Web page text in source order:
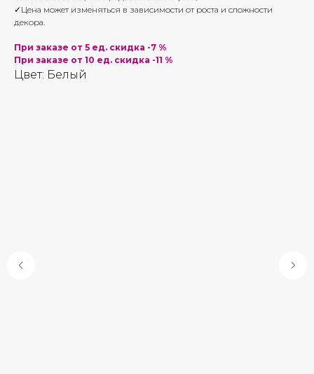
✓Цена может изменяться в зависимости от роста и сложности
декора.
При заказе от 5 ед. скидка -7 %
При заказе от 10 ед. скидка -11 %
Цвет: Белый